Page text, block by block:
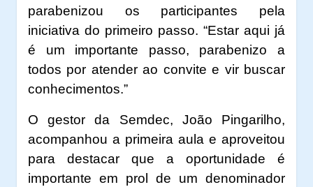
parabenizou os participantes pela
iniciativa do primeiro passo. “Estar aqui já
é um importante passo, parabenizo a
todos por atender ao convite e vir buscar
conhecimentos.”
O gestor da Semdec, João Pingarilho,
acompanhou a primeira aula e aproveitou
para destacar que a oportunidade é
importante em prol de um denominador